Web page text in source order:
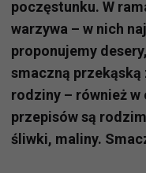
poczęstunku. W
warzywa – w nich
proponujemy
smaczną przekąską
rodziny – również w
przepisów są
śliwki, maliny.